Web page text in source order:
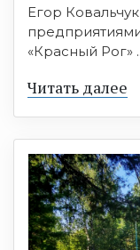
Егор
«Красный Рог»
Читать далее